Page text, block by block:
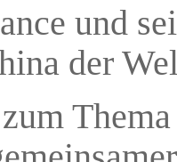
und
der